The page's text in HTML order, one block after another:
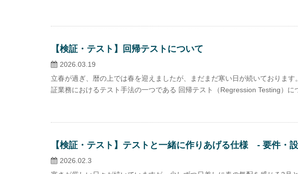
【検証・テスト】回帰テストについて
2026.03.19
立春が過ぎ、暦の上では春を迎えましたが、まだまだ寒い日が続いておりま
証業務におけるテスト手法の一つである 回帰テスト（Regression Testing）に
【検証・テスト】テストと一緒に作りあげる仕様 - 要件・
2026.02.3